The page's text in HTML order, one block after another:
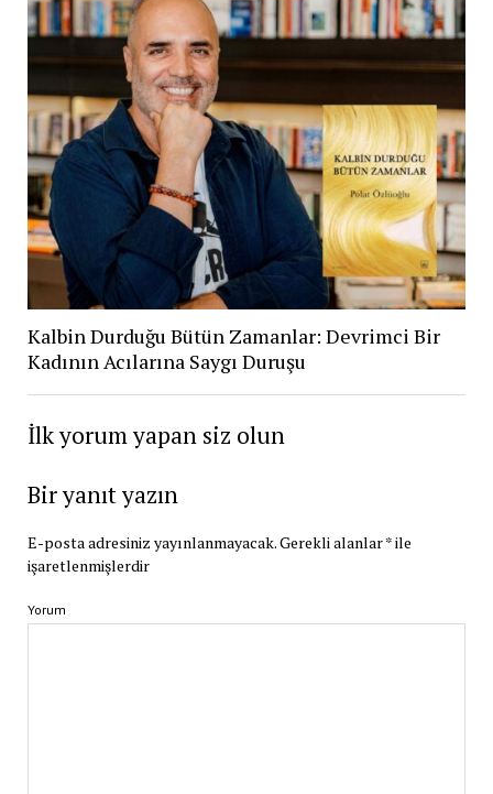
Kalbin Durduğu Bütün Zamanlar: Devrimci Bir
Kadının Acılarına Saygı Duruşu
İlk yorum yapan siz olun
Bir yanıt yazın
E-posta adresiniz yayınlanmayacak.Gerekli alanlar*ile
işaretlenmişlerdir
Yorum